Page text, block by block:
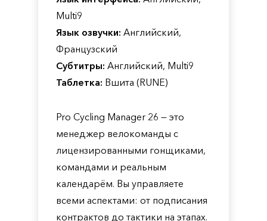
Multi9
Язык озвучки: Английский,
Французский
Субтитры: Английский, Multi9
Таблетка: Вшита (RUNE)
Pro Cycling Manager 26 — это
менеджер велокоманды с
лицензированными гонщиками,
командами и реальным
календарём. Вы управляете
всеми аспектами: от подписания
контрактов до тактики на этапах.